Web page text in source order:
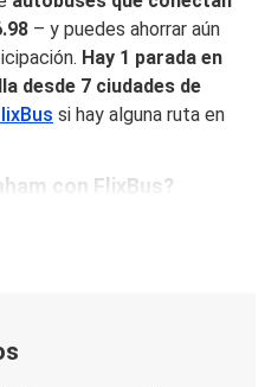
– y puedes ahorrar aún
Hay 1 parada en
desde 7 ciudades de
si hay alguna ruta en
con FlixBus?
con comodidad para
al reservar y viaja